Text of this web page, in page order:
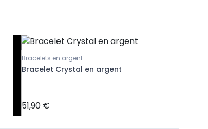
Bracelets en argent
Bracelet Crystal en argent
51,90 €